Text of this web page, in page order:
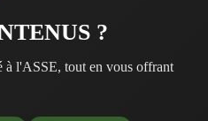
?
à l'ASSE, tout en vous offrant